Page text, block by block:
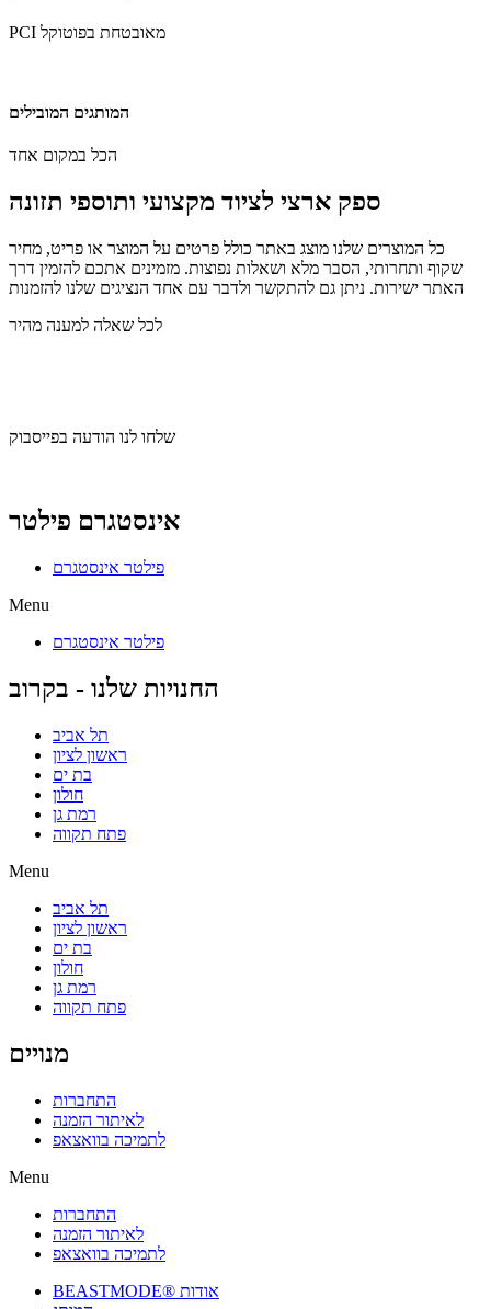
PCI מאובטחת בפוטוקל
המותגים המובילים
הכל במקום אחד
ספק ארצי לציוד מקצועי ותוספי תזונה
כל המוצרים שלנו מוצג באתר כולל פרטים על המוצר או פריט, מחיר
שקוף ותחרותי, הסבר מלא ושאלות נפוצות. מזמינים אתכם להזמין דרך
האתר ישירות. ניתן גם להתקשר ולדבר עם אחד הנציגים שלנו להזמנות
לכל שאלה למענה מהיר
שלחו לנו הודעה בפייסבוק
אינסטגרם פילטר
פילטר אינסטגרם
Menu
פילטר אינסטגרם
החנויות שלנו - בקרוב
תל אביב
ראשון לציון
בת ים
חולון
רמת גן
פתח תקווה
Menu
תל אביב
ראשון לציון
בת ים
חולון
רמת גן
פתח תקווה
מנויים
התחברות
לאיתור הזמנה
לתמיכה בוואצאפ
Menu
התחברות
לאיתור הזמנה
לתמיכה בוואצאפ
BEASTMODE® אודות